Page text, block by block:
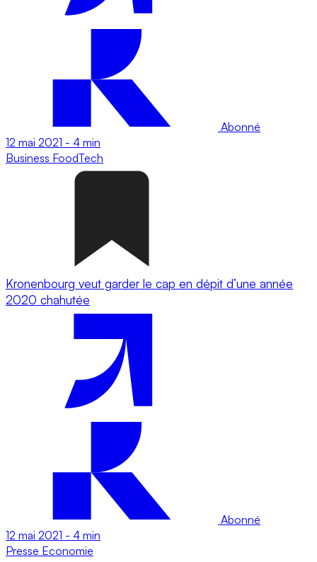
Abonné
12 mai 2021 - 4 min
Business FoodTech
Kronenbourg veut garder le cap en dépit d’une année
2020 chahutée
Abonné
12 mai 2021 - 4 min
Presse Economie